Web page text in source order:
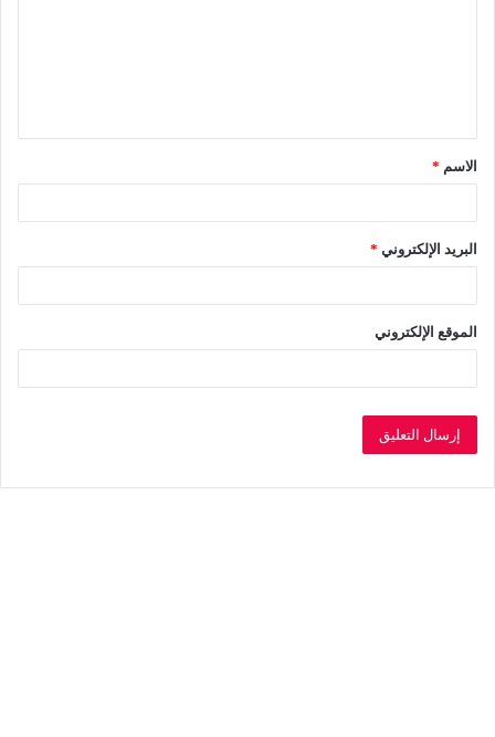
ق
*الاسم *
البريد الإلكتروني *
الموقع الإلكتروني